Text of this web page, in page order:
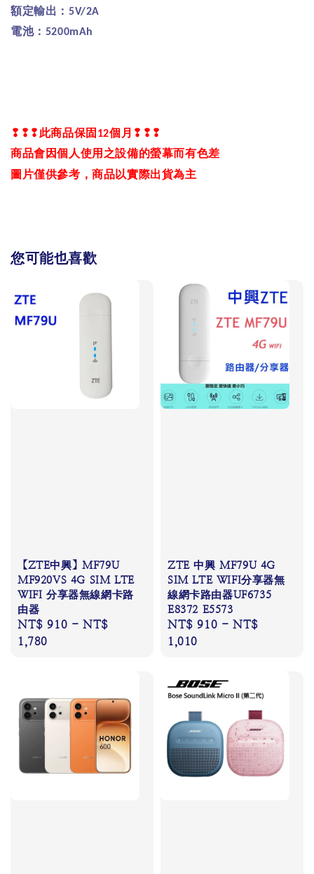
額定輸出： 5V/2A
電池： 5200mAh
❢❢❢ 此商品保固 12個月 ❢❢❢
商品會因個人使用之設備的螢幕而有色差
圖片僅供參考，商品以實際出貨為主
您可能也喜歡
【ZTE中興】MF79U
MF920VS 4G SIM LTE
WIFI 分享器無線網卡路
由器
Regular
price
NT$ 910 -NT$
1,780
ZTE 中興 MF79U 4G
SIM LTE WIFI分享器無
線網卡路由器UF6735
E8372 E5573
Regular
price
NT$ 910 -NT$
1,010